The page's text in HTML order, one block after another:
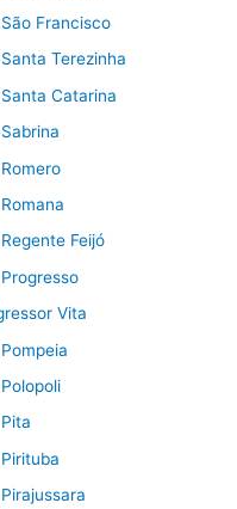
Francisco
Terezinha
Catarina
Feijó
Vita